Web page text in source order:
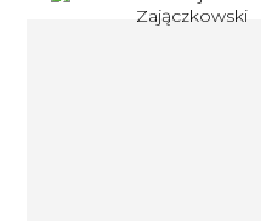
Ekspert podatkowy
Absolwent Uniwersytetu
podatkowego na Uniwersytecie